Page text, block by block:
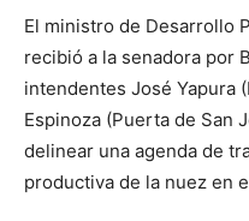
El ministro de Desarrollo
recibió a la senadora por
intendentes José Yapura
Espinoza (Puerta de San
delinear una agenda de
productiva de la nuez en